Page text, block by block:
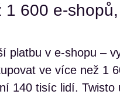
1 600 e-
platbu v e-shopu –
ve více než 1
140 tisíc lidí.